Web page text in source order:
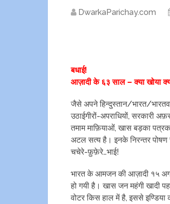
DwarkaParichay.com
बधाई!
आज़ादी के ६३ साल – क्या खोया
जैसे अपने हिन्दुस्तान/भारत/
उठाईगीरों-अपराधियों, सरकारी
तमाम माफ़ियाओं, खास बड़का
अटल सत्य है। इनके निरन्तर पोषण
चचेरे-फ़ुफ़ेरे…भाई!
भारत के आमजन की आज़ादी १५
हो गयी है। खास जन महंगी खादी
वोटर किस हाल में है, इससे